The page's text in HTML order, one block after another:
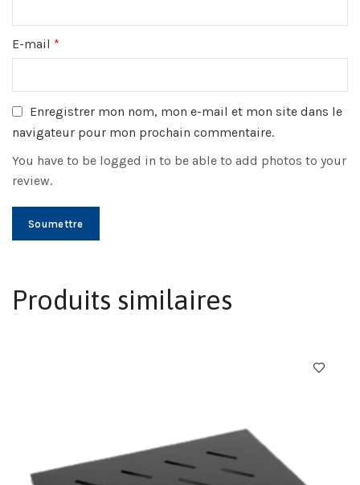
E-mail *
Enregistrer mon nom, mon e-mail et mon site dans le
navigateur pour mon prochain commentaire.
You have to be logged in to be able to add photos to your
review.
Produits similaires